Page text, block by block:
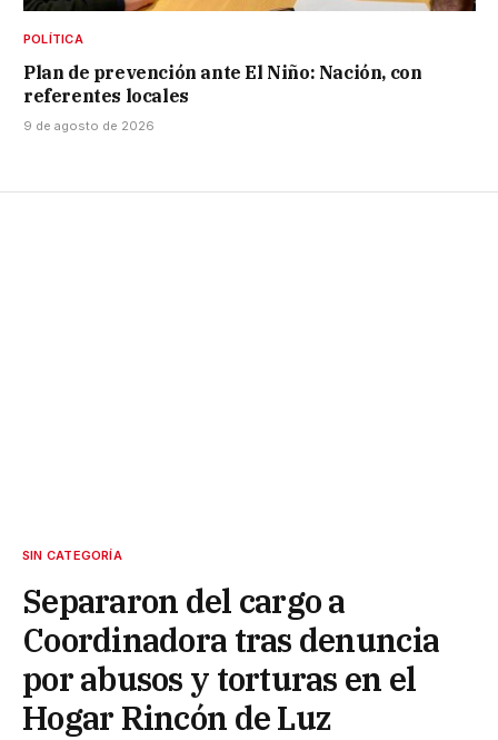
POLÍTICA
Plan de prevención ante El Niño: Nación, con
referentes locales
9 de agosto de 2026
SIN CATEGORÍA
Separaron del cargo a
Coordinadora tras denuncia
por abusos y torturas en el
Hogar Rincón de Luz